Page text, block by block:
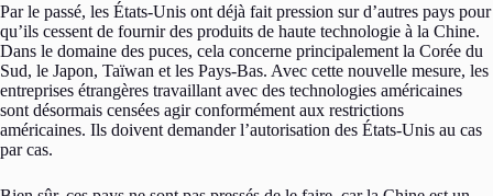
Par le passé, les États-Unis ont déjà fait pression sur d’autres pays pour
qu’ils cessent de fournir des produits de haute technologie à la Chine.
Dans le domaine des puces, cela concerne principalement la Corée du
Sud, le Japon, Taïwan et les Pays-Bas. Avec cette nouvelle mesure, les
entreprises étrangères travaillant avec des technologies américaines
sont désormais censées agir conformément aux restrictions
américaines. Ils doivent demander l’autorisation des États-Unis au cas
par cas.